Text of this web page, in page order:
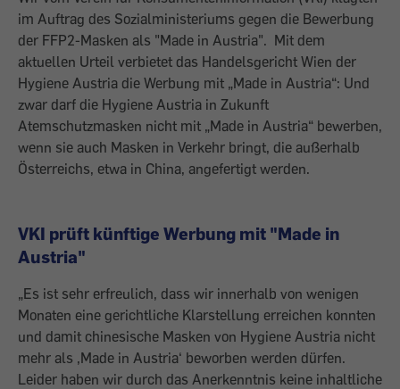
im Auftrag des Sozialministeriums gegen die Bewerbung
der FFP2-Masken als "Made in Austria". Mit dem
aktuellen Urteil verbietet das Handelsgericht Wien der
Hygiene Austria die Werbung mit „Made in Austria“: Und
zwar darf die Hygiene Austria in Zukunft
Atemschutzmasken nicht mit „Made in Austria“ bewerben,
wenn sie auch Masken in Verkehr bringt, die außerhalb
Österreichs, etwa in China, angefertigt werden.
VKI prüft künftige Werbung mit "Made in
Austria"
„Es ist sehr erfreulich, dass wir innerhalb von wenigen
Monaten eine gerichtliche Klarstellung erreichen konnten
und damit chinesische Masken von Hygiene Austria nicht
mehr als ,Made in Austria‘ beworben werden dürfen.
Leider haben wir durch das Anerkenntnis keine inhaltliche